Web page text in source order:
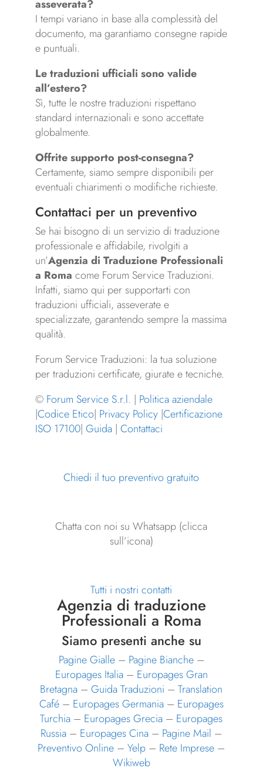
asseverata?
I tempi variano in base alla complessità del
documento, ma garantiamo consegne rapide
e puntuali.
Le traduzioni ufficiali sono valide
all’estero?
Sì, tutte le nostre traduzioni rispettano
standard internazionali e sono accettate
globalmente.
Offrite supporto post-consegna?
Certamente, siamo sempre disponibili per
eventuali chiarimenti o modifiche richieste.
Contattaci per un preventivo
Se hai bisogno di un servizio di traduzione
professionale e affidabile, rivolgiti a
un’Agenzia di Traduzione Professionali
a Roma come Forum Service Traduzioni.
Infatti, siamo qui per supportarti con
traduzioni ufficiali, asseverate e
specializzate, garantendo sempre la massima
qualità.
Forum Service Traduzioni: la tua soluzione
per traduzioni certificate, giurate e tecniche.
© Forum Service S.r.l. | Politica aziendale
|Codice Etico| Privacy Policy|Certificazione
ISO 17100| Guida| Contattaci
Chiedi il tuo preventivo gratuito
Chatta con noi su Whatsapp (clicca
sull’icona)
Tutti i nostri contatti
Agenzia di traduzione
Professionali a Roma
Siamo presenti anche su
Pagine Gialle– Pagine Bianche–
Europages Italia– Europages Gran
Bretagna –Guida Traduzioni –Translation
Café– Europages Germania– Europages
Turchia – Europages Grecia – Europages
Russia – Europages Cina – Pagine Mail –
Preventivo Online –Yelp – Rete Imprese –
Wikiweb